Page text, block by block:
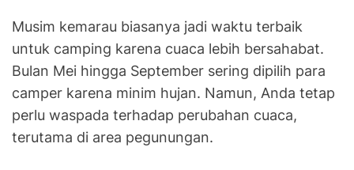
Musim kemarau biasanya jadi waktu terbaik
untuk camping karena cuaca lebih bersahabat.
Bulan Mei hingga September sering dipilih para
camper karena minim hujan. Namun, Anda tetap
perlu waspada terhadap perubahan cuaca,
terutama di area pegunungan.